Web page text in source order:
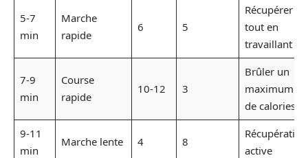
5-7
min
Marche
rapide
6 5
Récupérer
tout en
travaillant
7-9
min
Course
rapide
10-12 3
Brûler un
maximum
de calories
9-11
min
Marche lente 4 8
Récupération
active